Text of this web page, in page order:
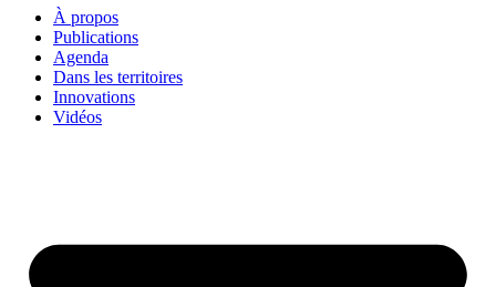
À propos
Publications
Agenda
Dans les territoires
Innovations
Vidéos